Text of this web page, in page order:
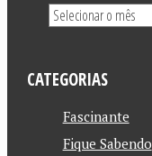
CATEGORIAS
Fascinante
Fique Sabendo